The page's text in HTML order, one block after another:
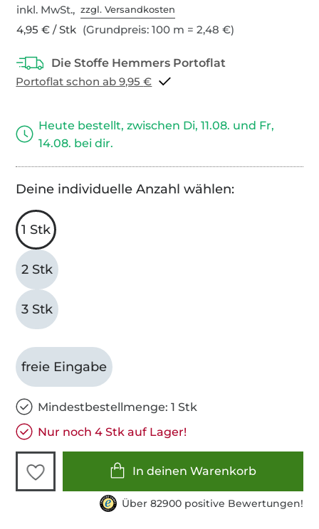
inkl. MwSt.,zzgl. Versandkosten
4,95 € / Stk (Grundpreis: 100 m = 2,48 €)
Portoflat schon ab 9,95 €
Heute bestellt, zwischen Di, 11.08. und Fr,
14.08. bei dir.
Deine individuelle Anzahl wählen:
1 Stk
2 Stk
3 Stk
freie Eingabe
Mindestbestellmenge: 1 Stk
Nur noch 4 Stk auf Lager!
In deinen Warenkorb
Über 82900 positive Bewertungen!